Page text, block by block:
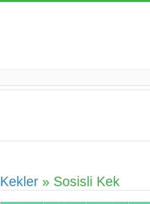
Kekler » Sosisli Kek